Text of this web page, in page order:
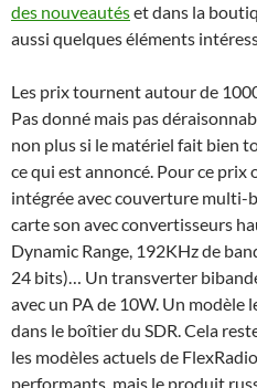
des nouveautéset dans la
aussi quelques éléments
Les prix tournent autour de
Pas donné mais pas
non plus si le matériel fait bien
ce qui est annoncé. Pour ce
intégrée avec couverture multi-
carte son avec convertisseurs
Dynamic Range, 192KHz de
24 bits)… Un transverter
avec un PA de 10W. Un modèle
dans le boîtier du SDR. Cela
les modèles actuels de
performants, mais le produit